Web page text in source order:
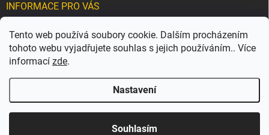
Tento web používá soubory cookie. Dalším procházením
tohoto webu vyjadřujete souhlas s jejich používáním.. Více
informací zde.
Nastavení
Souhlasím
INFORMACE PRO VÁS
Obchodní podmínky
Podmínky ochrany osobních údajů
doboudicky.cz . Všechna práva vyhrazena.